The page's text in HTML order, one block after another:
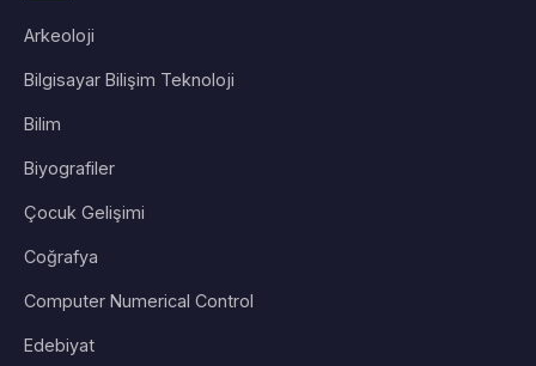
Arkeoloji
Bilgisayar Bilişim Teknoloji
Bilim
Biyografiler
Çocuk Gelişimi
Coğrafya
Computer Numerical Control
Edebiyat